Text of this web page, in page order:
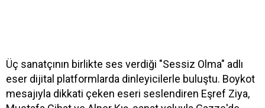
Üç sanatçının birlikte ses verdiği "Sessiz Olma" adlı
eser dijital platformlarda dinleyicilerle buluştu. Boykot
mesajıyla dikkati çeken eseri seslendiren Eşref Ziya,